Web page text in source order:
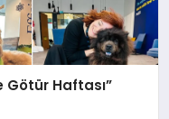
Götür Haftası”